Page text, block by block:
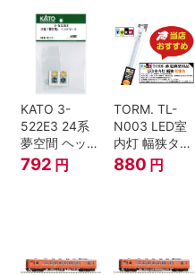
KATO 3-
522E3 24系
夢空間 ヘッド
マーク 4種各1
792 円
TORM. TL-
N003 LED室
内灯 幅狭タイ
プ・電球色 1
本 鉄道模型
880 円